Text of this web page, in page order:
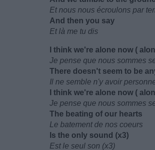
Et nous nous écroulons par
And then you say
Et là me tu dis
I think we're alone now (
Je pense que nous sommes
There doesn't seem to be
Il ne semble n'y avoir
I think we're alone now (
Je pense que nous sommes
The beating of our hearts
Le batement de nos coeurs
Is the only sound (x3)
Est le seul son (x3)